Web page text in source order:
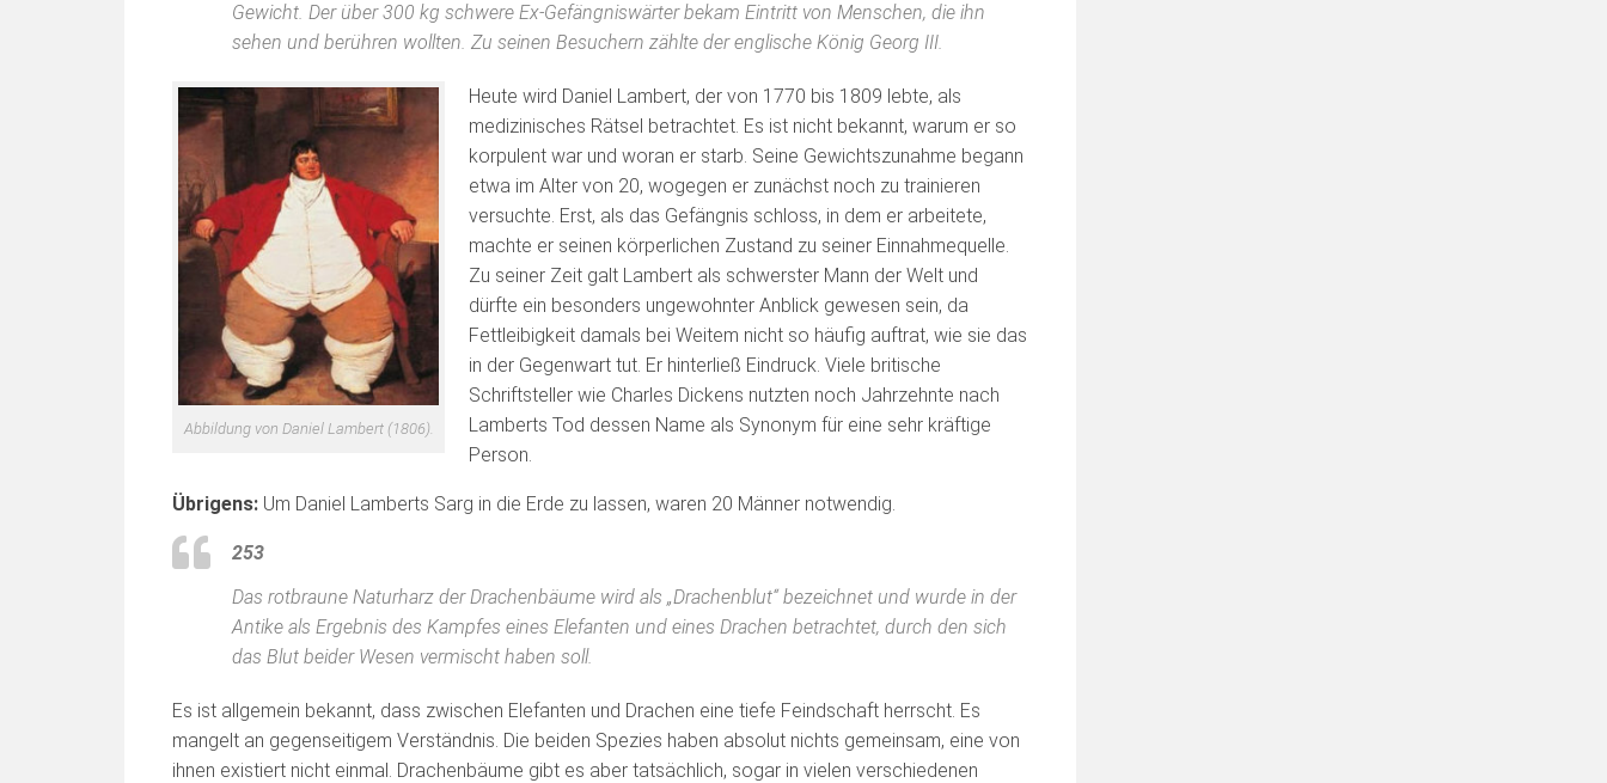
Gewicht. Der über 300 kg schwere Ex-Gefängniswärter bekam Eintritt von Menschen, die ihn
sehen und berühren wollten. Zu seinen Besuchern zählte der englische König Georg III.
Abbildung von Daniel Lambert (1806).
Heute wird Daniel Lambert, der von 1770 bis 1809 lebte, als
medizinisches Rätsel betrachtet. Es ist nicht bekannt, warum er so
korpulent war und woran er starb. Seine Gewichtszunahme begann
etwa im Alter von 20, wogegen er zunächst noch zu trainieren
versuchte. Erst, als das Gefängnis schloss, in dem er arbeitete,
machte er seinen körperlichen Zustand zu seiner Einnahmequelle.
Zu seiner Zeit galt Lambert als schwerster Mann der Welt und
dürfte ein besonders ungewohnter Anblick gewesen sein, da
Fettleibigkeit damals bei Weitem nicht so häufig auftrat, wie sie das
in der Gegenwart tut. Er hinterließ Eindruck. Viele britische
Schriftsteller wie Charles Dickens nutzten noch Jahrzehnte nach
Lamberts Tod dessen Name als Synonym für eine sehr kräftige
Person.
Übrigens: Um Daniel Lamberts Sarg in die Erde zu lassen, waren 20 Männer notwendig.
253
Das rotbraune Naturharz der Drachenbäume wird als „Drachenblut“ bezeichnet und wurde in der
Antike als Ergebnis des Kampfes eines Elefanten und eines Drachen betrachtet, durch den sich
das Blut beider Wesen vermischt haben soll.
Es ist allgemein bekannt, dass zwischen Elefanten und Drachen eine tiefe Feindschaft herrscht. Es
mangelt an gegenseitigem Verständnis. Die beiden Spezies haben absolut nichts gemeinsam, eine von
ihnen existiert nicht einmal. Drachenbäume gibt es aber tatsächlich, sogar in vielen verschiedenen